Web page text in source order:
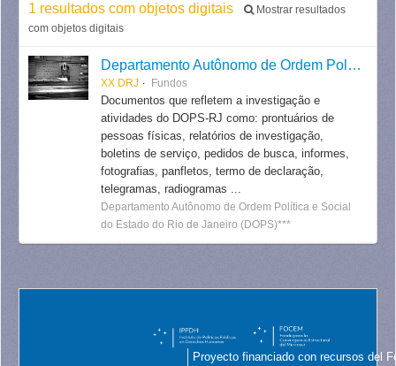
1 resultados com objetos digitais
Mostrar resultados
com objetos digitais
Departamento Autônomo de Ordem Política e Social do Estado do Rio de Janeiro
XX DRJ Fundos
Documentos que refletem a investigação e
atividades do DOPS-RJ como: prontuários de
pessoas físicas, relatórios de investigação,
boletins de serviço, pedidos de busca, informes,
fotografias, panfletos, termo de declaração,
telegramas, radiogramas ...
Departamento Autônomo de Ordem Política e Social
do Estado do Rio de Janeiro (DOPS)***
Proyecto financiado con recursos del